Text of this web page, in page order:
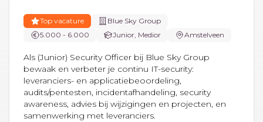
Top vacature
Blue Sky Group
5.000 - 6.000
Junior, Medior Amstelveen
Als (Junior) Security Officer bij Blue Sky Group
bewaak en verbeter je continu IT-security:
leveranciers- en applicatiebeoordeling,
audits/pentesten, incidentafhandeling, security
awareness, advies bij wijzigingen en projecten, en
samenwerking met leveranciers.